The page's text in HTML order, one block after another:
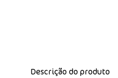
Descrição do produto